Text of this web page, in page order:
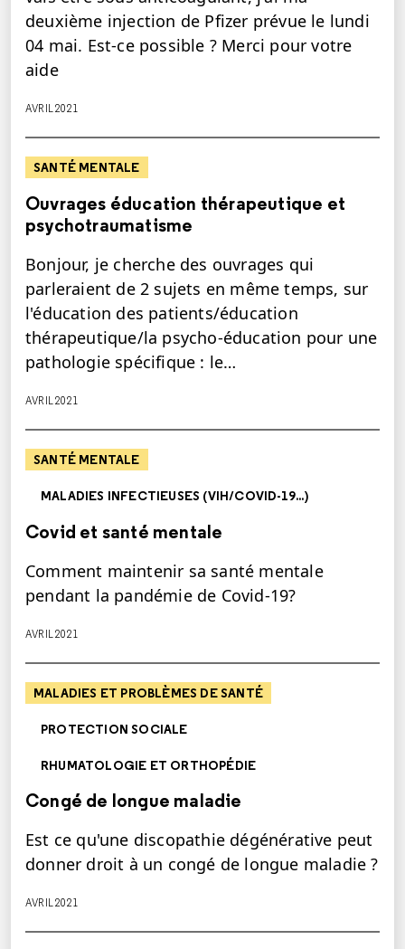
deuxième injection de Pfizer prévue le lundi
04 mai. Est-ce possible ? Merci pour votre
aide
AVRIL 2021
SANTÉ MENTALE
Ouvrages éducation thérapeutique et
psychotraumatisme
Bonjour, je cherche des ouvrages qui
parleraient de 2 sujets en même temps, sur
l'éducation des patients/éducation
thérapeutique/la psycho-éducation pour une
pathologie spécifique : le…
AVRIL 2021
SANTÉ MENTALE
MALADIES INFECTIEUSES (VIH/COVID-19...)
Covid et santé mentale
Comment maintenir sa santé mentale
pendant la pandémie de Covid-19?
AVRIL 2021
MALADIES ET PROBLÈMES DE SANTÉ
PROTECTION SOCIALE
RHUMATOLOGIE ET ORTHOPÉDIE
Congé de longue maladie
Est ce qu'une discopathie dégénérative peut
donner droit à un congé de longue maladie ?
AVRIL 2021